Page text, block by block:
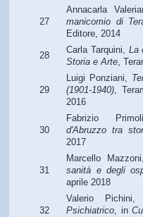
27
Annacarla
manicomio di
Editore, 2014
28
Carla Tarquini, La
Storia e Arte,
29
Luigi Ponziani,
(1901-1940),
2016
30
Fabrizio
d'Abruzzo tra
2017
31
Marcello
sanità e degli
aprile 2018
32
Valerio Pichini,
Psichiatrico, in